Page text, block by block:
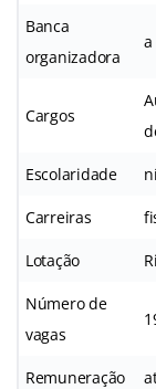
Banca
organizadora
Cargos
Escolaridade
Carreiras
Lotação
Número de
vagas
Remuneração